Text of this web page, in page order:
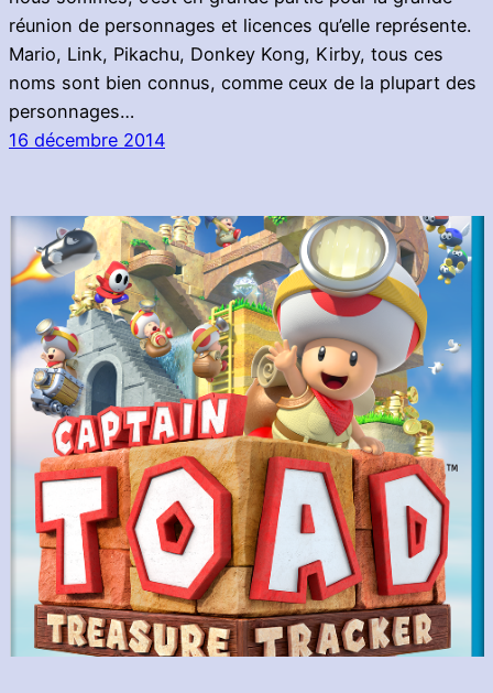
réunion de personnages et licences qu’elle représente.
Mario, Link, Pikachu, Donkey Kong, Kirby, tous ces
noms sont bien connus, comme ceux de la plupart des
personnages…
16 décembre 2014